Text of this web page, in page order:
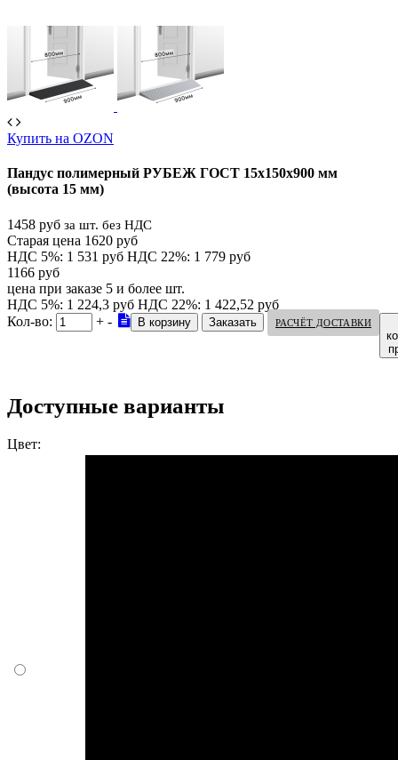
Купить на OZON
Пандус полимерный РУБЕЖ ГОСТ 15х150х900 мм
(высота 15 мм)
1458 руб за шт. без НДС
Старая цена 1620 руб
НДС 5%: 1 531 руб НДС 22%: 1 779 руб
1166 руб
цена при заказе 5 и более шт.
НДС 5%: 1 224,3 руб НДС 22%: 1 422,52 руб
Кол-во:
+ - РАСЧЁТ ДОСТАВКИ
Доступные варианты
Цвет: